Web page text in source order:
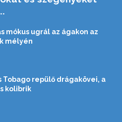
mókus ugrál az ágakon az
mélyén
Tobago repülő drágakövei, a
kolibrik